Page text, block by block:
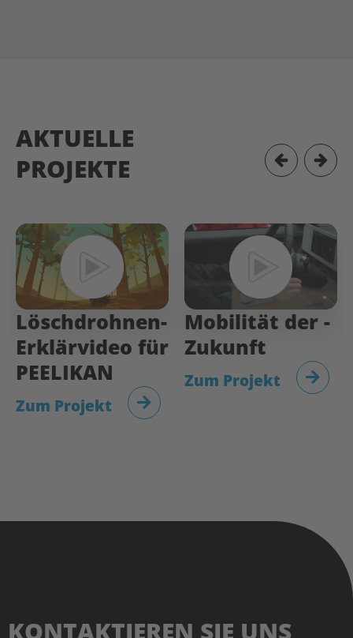
AKTUELLE
PROJEKTE
Löschdrohnen-
Erklärvideo für
PEELIKAN
Zum Projekt
Mobilität­ der­ ­
Zukunft
Zum Projekt
KONTAKTIEREN SIE UNS